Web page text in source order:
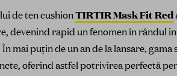
de ten cushionTIRTIR Mask Fit Red
devenind rapid un fenomen în rândul
mai puțin de un an de la lansare, gama
oferind astfel potrivirea perfectă